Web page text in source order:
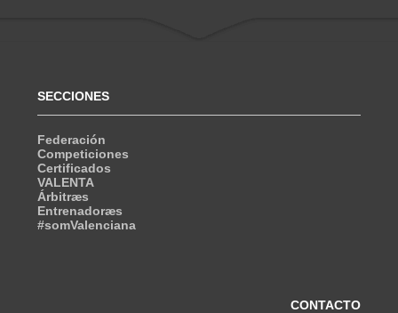
SECCIONES
Federación
Competiciones
Certificados
VALENTA
Árbitræs
Entrenadoræs
#somValenciana
CONTACTO